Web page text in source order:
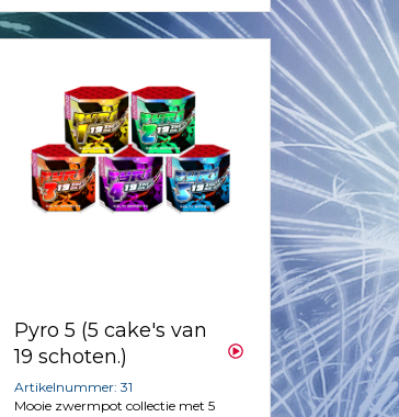
Pyro 5 (5 cake's van
19 schoten.)
Artikelnummer: 31
Mooie zwermpot collectie met 5